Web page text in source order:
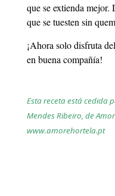
que se extienda mejor.
que se tuesten sin
¡Ahora solo disfruta
en buena compañía!
Esta receta está cedida
Mendes Ribeiro, de
www.amorehortela.pt